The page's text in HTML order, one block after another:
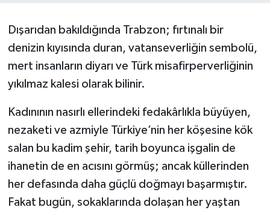
Dışarıdan bakıldığında Trabzon; fırtınalı bir
denizin kıyısında duran, vatanseverliğin sembolü,
mert insanların diyarı ve Türk misafirperverliğinin
yıkılmaz kalesi olarak bilinir.
Kadınının nasırlı ellerindeki fedakârlıkla büyüyen,
nezaketi ve azmiyle Türkiye’nin her köşesine kök
salan bu kadim şehir, tarih boyunca işgalin de
ihanetin de en acısını görmüş; ancak küllerinden
her defasında daha güçlü doğmayı başarmıştır.
Fakat bugün, sokaklarında dolaşan her yaştan